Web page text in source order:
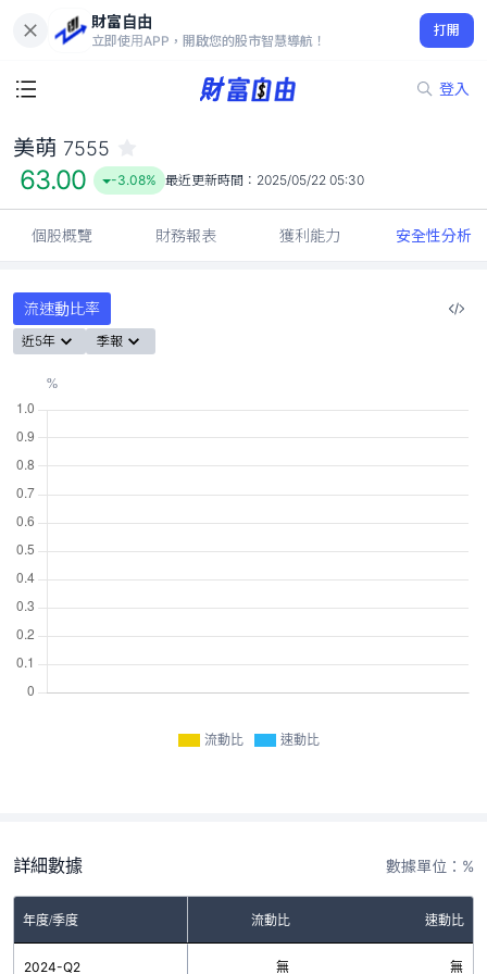
財富自由
立即使用APP，開啟您的股市智慧導航！
打開
登入
63.00
-3.08%
美萌 7555
63.00 -3.08% 最近更新時間： 2025/05/22 05:30
個股概覽 財務報表 獲利能力 安全性分析
流速動比率
近5年 季報
流動比 速動比
詳細數據 數據單位：%
年度/季度 流動比 速動比
2024-Q2 無 無